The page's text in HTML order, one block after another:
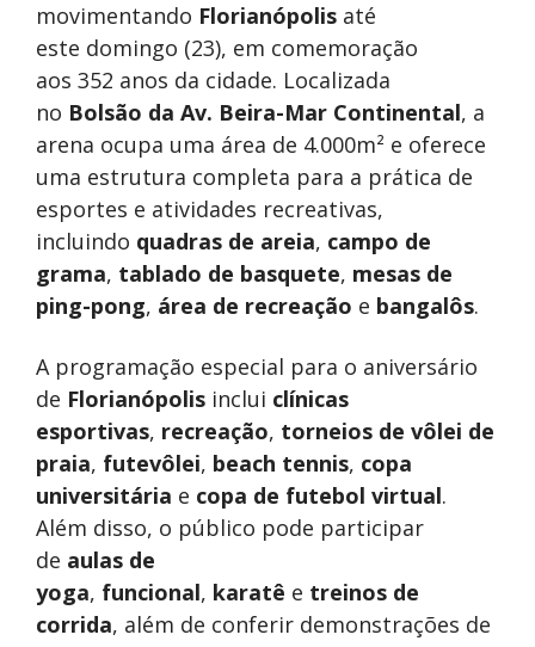
movimentando Florianópolis até
este domingo (23), em comemoração
aos 352 anos da cidade. Localizada
no Bolsão da Av. Beira-Mar Continental, a
arena ocupa uma área de 4.000m² e oferece
uma estrutura completa para a prática de
esportes e atividades recreativas,
incluindo quadras de areia, campo de
grama, tablado de basquete, mesas de
ping-pong, área de recreação e bangalôs.
A programação especial para o aniversário
de Florianópolis inclui clínicas
esportivas, recreação, torneios de vôlei de
praia, futevôlei, beach tennis, copa
universitária e copa de futebol virtual.
Além disso, o público pode participar
de aulas de
yoga, funcional, karatê e treinos de
corrida, além de conferir demonstrações de